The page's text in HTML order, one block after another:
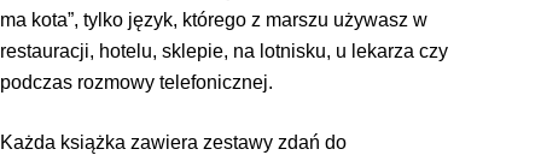
ma kota”, tylko język, którego z marszu używasz w
restauracji, hotelu, sklepie, na lotnisku, u lekarza czy
podczas rozmowy telefonicznej.
Każda książka zawiera zestawy zdań do